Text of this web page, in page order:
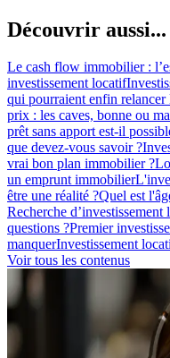
Découvrir aussi...
Le cash flow immobilier :
investissement locatif
qui pourraient enfin relancer
prix : les caves, bonne ou
prêt sans apport est-il
que devez-vous savoir ?
vrai bon plan immobilier ?
un emprunt immobilier
être une réalité ?Quel est
Recherche
questions ?Premier
manquerInvestissement
Voir tous les contenus